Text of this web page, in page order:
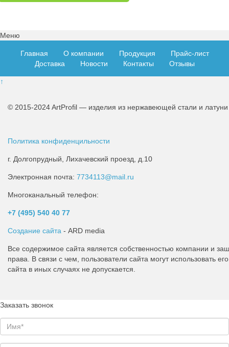
Меню
Главная О компании Продукция
Прайс-лист
Доставка
Новости Контакты Отзывы
↑
© 2015-2024 ArtProfil — изделия из нержавеющей стали и латуни
Политика конфиденцильности
г. Долгопрудный, Лихачевский проезд, д.10
Электронная почта: 7734113@mail.ru
Многоканальный телефон:
+7 (495) 540 40 77
Создание сайта - ARD media
Все содержимое сайта является собственностью компании и
права. В связи с чем, пользователи сайта могут использовать
сайта в иных случаях не допускается.
Заказать звонок